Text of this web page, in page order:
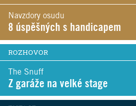
Navzdory osudu
8 úspěšných s handicapem
ROZHOVOR
The Snuff
Z garáže na velké stage